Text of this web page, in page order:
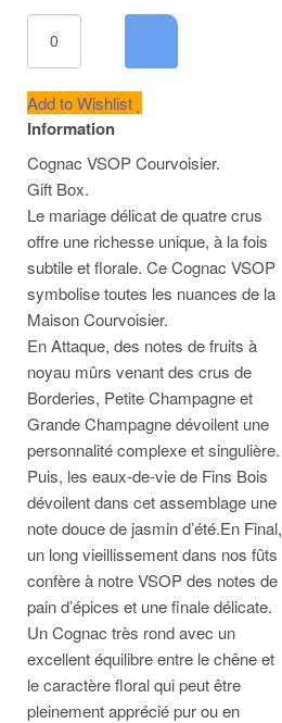
Add to Wishlist
Information
Cognac VSOP Courvoisier.
Gift Box.
Le mariage délicat de quatre crus
offre une richesse unique, à la fois
subtile et florale. Ce Cognac VSOP
symbolise toutes les nuances de la
Maison Courvoisier.
En Attaque, des notes de fruits à
noyau mûrs venant des crus de
Borderies, Petite Champagne et
Grande Champagne dévoilent une
personnalité complexe et singulière.
Puis, les eaux-de-vie de Fins Bois
dévoilent dans cet assemblage une
note douce de jasmin d’été.En Final,
un long vieillissement dans nos fûts
confère à notre VSOP des notes de
pain d’épices et une finale délicate.
Un Cognac très rond avec un
excellent équilibre entre le chêne et
le caractère floral qui peut être
pleinement apprécié pur ou en